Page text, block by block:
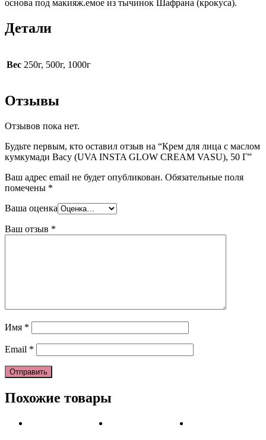
основа под макияж.емое из тычинок Шафрана (крокуса).
Детали
Вес 250г, 500г, 1000г
Отзывы
Отзывов пока нет.
Будьте первым, кто оставил отзыв на “Крем для лица с маслом
кумкумади Васу (UVA INSTA GLOW CREAM VASU), 50 Г”
Ваш адрес email не будет опубликован. Обязательные поля
помечены *
Ваша оценка
Ваш отзыв *
Имя *
Email *
Похожие товары